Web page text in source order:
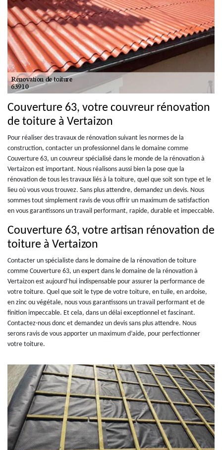
Couverture 63, votre couvreur rénovation
de toiture à Vertaizon
Pour réaliser des travaux de rénovation suivant les normes de la
construction, contacter un professionnel dans le domaine comme
Couverture 63, un couvreur spécialisé dans le monde de la rénovation à
Vertaizon est important. Nous réalisons aussi bien la pose que la
rénovation de tous les travaux liés à la toiture, quel que soit son type et le
lieu où vous vous trouvez. Sans plus attendre, demandez un devis. Nous
sommes tout simplement ravis de vous offrir un maximum de satisfaction
en vous garantissons un travail performant, rapide, durable et impeccable.
Couverture 63, votre artisan rénovation de
toiture à Vertaizon
Contacter un spécialiste dans le domaine de la rénovation de toiture
comme Couverture 63, un expert dans le domaine de la rénovation à
Vertaizon est aujourd’hui indispensable pour assurer la performance de
votre toiture. Quel que soit le type de votre toiture, en tuile, en ardoise,
en zinc ou végétale, nous vous garantissons un travail performant et de
finition impeccable. Et cela, dans un délai exceptionnel et fascinant.
Contactez-nous donc et demandez un devis sans plus attendre. Nous
serons ravis de vous apporter un maximum d’aide, pour perfectionner
votre toiture.